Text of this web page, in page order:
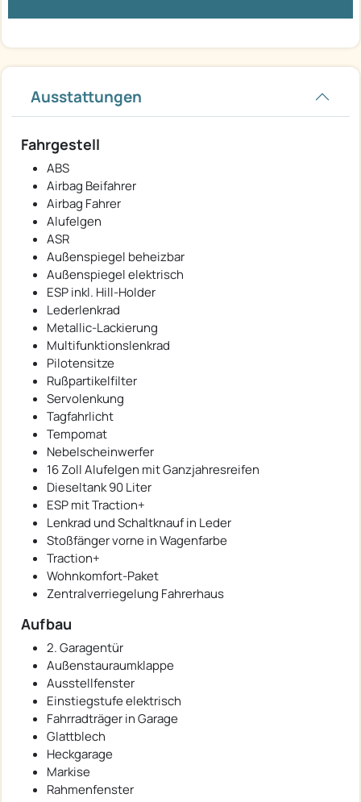
Ausstattungen
Fahrgestell
ABS
Airbag Beifahrer
Airbag Fahrer
Alufelgen
ASR
Außenspiegel beheizbar
Außenspiegel elektrisch
ESP inkl. Hill-Holder
Lederlenkrad
Metallic-Lackierung
Multifunktionslenkrad
Pilotensitze
Rußpartikelfilter
Servolenkung
Tagfahrlicht
Tempomat
Nebelscheinwerfer
16 Zoll Alufelgen mit Ganzjahresreifen
Dieseltank 90 Liter
ESP mit Traction+
Lenkrad und Schaltknauf in Leder
Stoßfänger vorne in Wagenfarbe
Traction+
Wohnkomfort-Paket
Zentralverriegelung Fahrerhaus
Aufbau
2. Garagentür
Außenstauraumklappe
Ausstellfenster
Einstiegstufe elektrisch
Fahrradträger in Garage
Glattblech
Heckgarage
Markise
Rahmenfenster